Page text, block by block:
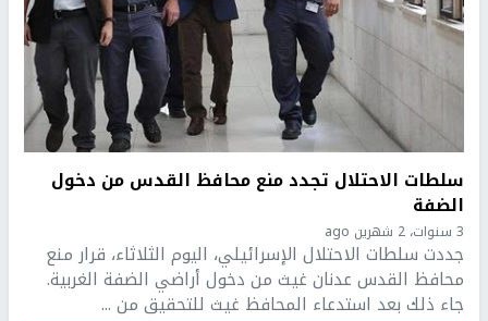
سلطات الاحتلال تجدد منع محافظ القدس من دخول
الضفة
3 سنوات، 2 شهرين ago
جددت سلطات الاحتلال الإسرائيلي، اليوم الثلاثاء، قرار منع
محافظ القدس عدنان غيث من دخول أراضي الضفة الغربية.
جاء ذلك بعد استدعاء المحافظ غيث للتحقيق من ...